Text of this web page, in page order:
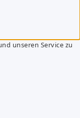
unseren Service zu